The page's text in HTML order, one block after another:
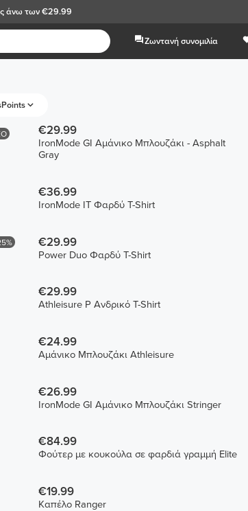
άνω των €29.99
Ζωντανή συνομιλία
€29.99
IronMode GI Αμάνικο Μπλουζάκι - Asphalt
Gray
€36.99
IronMode IT Φαρδύ T-Shirt
€29.99
Power Duo Φαρδύ T-Shirt
€29.99
Athleisure P Ανδρικό T-Shirt
€24.99
Αμάνικο Μπλουζάκι Athleisure
€26.99
IronMode GI Αμάνικο Μπλουζάκι Stringer
€84.99
Φούτερ με κουκούλα σε φαρδιά γραμμή Elite
€19.99
Καπέλο Ranger